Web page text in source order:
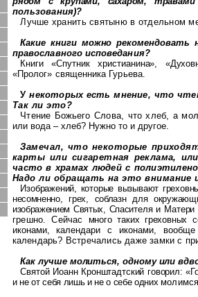
пользования)?
Лучше хранить святыню в отдельном
Какие книги можно рекомендовать
православного исповедания?
Книги «Спутник христианина»,
«Пролог» священника Гурьева.
Унекоторых есть мнение, что
Так ли это?
Чтение Божьего Слова, что хлеб, а
или вода – хлеб? Нужно то и другое.
Замечал, что некоторые
карты или сигаретная реклама,
часто в храмах людей с
Надо ли обращать на это внимание
Изображений, которые вызывают
несомненно, грех, соблазн для окру
изображением Святых, Спасителя и Матери
грешно. Сейчас много таких греховных
иконами,календари с иконами,
календарь? Встречались даже замки с
Как лучше молиться, одному или
Святой Иоанн Кронштадтский говорил:
и не от себя лишь и не о себе одних